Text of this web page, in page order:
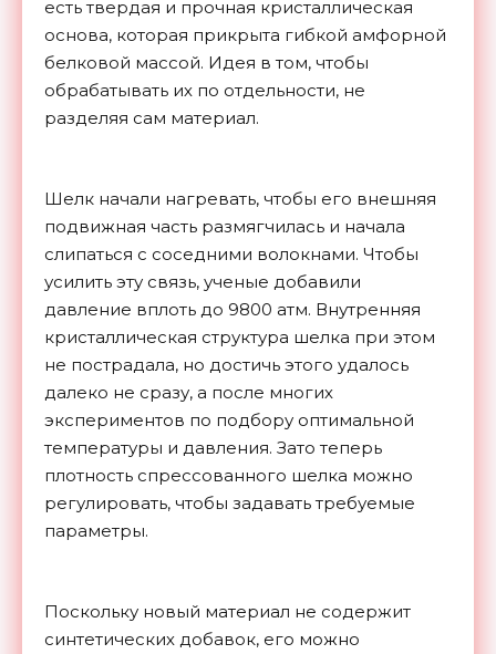
есть твердая и прочная кристаллическая
основа, которая прикрыта гибкой амфорной
белковой массой. Идея в том, чтобы
обрабатывать их по отдельности, не
разделяя сам материал.
Шелк начали нагревать, чтобы его внешняя
подвижная часть размягчилась и начала
слипаться с соседними волокнами. Чтобы
усилить эту связь, ученые добавили
давление вплоть до 9800 атм. Внутренняя
кристаллическая структура шелка при этом
не пострадала, но достичь этого удалось
далеко не сразу, а после многих
экспериментов по подбору оптимальной
температуры и давления. Зато теперь
плотность спрессованного шелка можно
регулировать, чтобы задавать требуемые
параметры.
Поскольку новый материал не содержит
синтетических добавок, его можно